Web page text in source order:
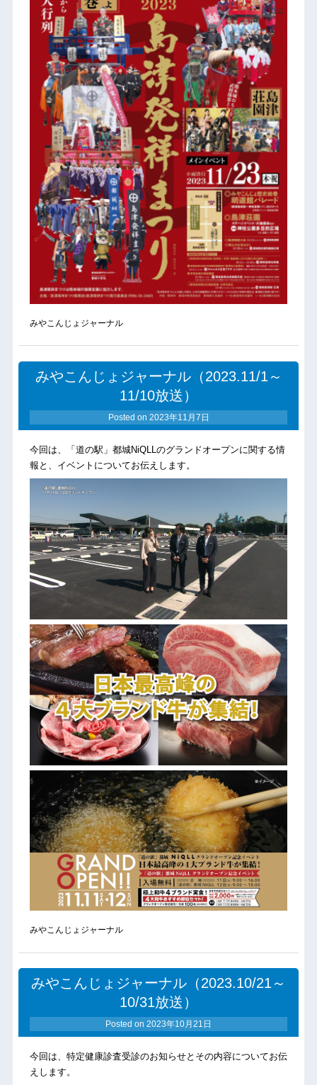
みやこんじょジャーナル
みやこんじょジャーナル（2023.11/1～
11/10放送）
Posted on 2023年11月7日
今回は、「道の駅」都城NiQLLのグランドオープンに関する情
報と、イベントについてお伝えします。
みやこんじょジャーナル
みやこんじょジャーナル（2023.10/21～
10/31放送）
Posted on 2023年10月21日
今回は、特定健康診査受診のお知らせとその内容についてお伝
えします。